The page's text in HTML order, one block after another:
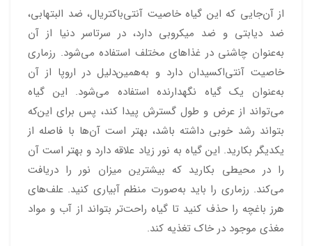
از آن‌جایی که این گیاه خاصیت آنتی‌باکتریال، ضد البتهابی،
ضد دیابتی و ضد میکروبی دارد، در سرتاسر دنیا از آن
به‌عنوان چاشنی در غذاهای مختلف استفاده می‌شود. رزماری
خاصیت آنتی‌اکسیدان دارد و به‌همین‌دلیل در اروپا از آن
به‌عنوان یک گیاه نگهدارنده استفاده می‌شود. این گیاه
می‌تواند از عرض و طول گسترش پیدا کند، پس برای این‌که
بتواند رشد خوبی داشته باشد، بهتر است آن‌ها با فاصله از
یکدیگر بکارید. این گیاه به نور زیاد علاقه دارد و بهتر است آن
را در محیطی بکارید که بیشترین میزان نور را دریافت
می‌کند. رزماری را باید به‌صورت منظم آبیاری کنید. علف‌های
هرز باغچه را حذف کنید تا گیاه راحت‌تر بتواند از آب و مواد
مغذی موجود در خاک تغذیه کند.